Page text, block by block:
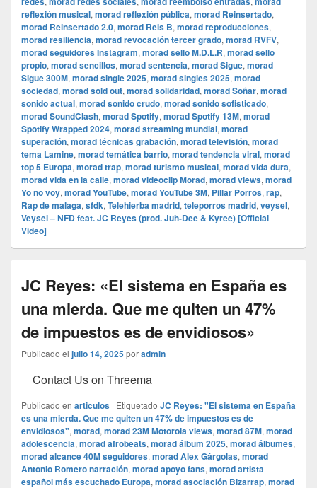
reflexión musical, morad reflexión pública, morad Reinsertado,
morad Reinsertado 2.0, morad Rels B, morad reproducciones,
morad resiliencia, morad revocación tercer grado, morad RVFV,
morad seguidores Instagram, morad sello M.D.L.R, morad sello
propio, morad sencillos, morad sentencia, morad Sigue, morad
Sigue 300M, morad single 2025, morad singles 2025, morad
sociedad, morad sold out, morad solidaridad, morad Soñar, morad
sonido actual, morad sonido crudo, morad sonido sofisticado,
morad SoundClash, morad Spotify, morad Spotify 13M, morad
Spotify Wrapped 2024, morad streaming mundial, morad
superación, morad técnicas grabación, morad televisión, morad
tema Lamine, morad temática barrio, morad tendencia viral, morad
top 5 Europa, morad trap, morad turismo musical, morad vida dura,
morad vida en la calle, morad videocli‏p Morad, morad views, morad
Yo no voy, morad YouTube, morad YouTube 3M, Pillar Porros, rap,
Rap de malaga, sfdk, Telehierba madrid, teleporros madrid, veysel,
Veysel – NFD feat. JC Reyes (prod. Juh-Dee & Kyree) [Official
Video]
JC Reyes: «El sistema en España es
una mierda. Que me quiten un 47%
de impuestos es de envidiosos»
Publicado el julio 14, 2025poradmin
Contact Us on Threema
Publicado en articulos | Etiquetado JC Reyes: "El sistema en España
es una mierda. Que me quiten un 47% de impuestos es de
envidiosos", morad, morad 23M Motorola views, morad 87M, morad
adolescencia, morad afrobeats, morad álbum 2025, morad álbumes,
morad alcance 40M seguidores, morad Alex Gárgolas, morad
Antonio Romero narración, morad apoyo fans, morad artista
español más escuchado Europa, morad asociación Bizarrap, morad